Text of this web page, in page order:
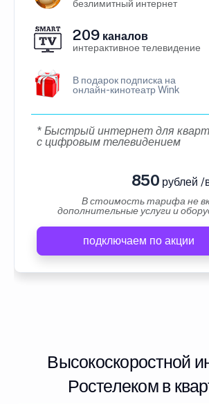
безлимитный интернет
209 каналов
интерактивное телевидение
В подарок подписка на
онлайн-кинотеатр Wink
* Быстрый интернет для
с цифровым телевидением
850 рублей /
В стоимость тарифа не
дополнительные услуги и
подключаем по акции
Высокоскоростной
Ростелеком в